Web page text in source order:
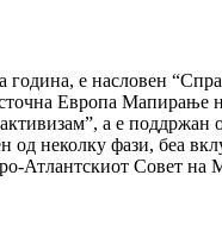
година, е насловен
Европа Мапирање
а е поддржан
неколку фази, беа
Атлантскиот Совет на